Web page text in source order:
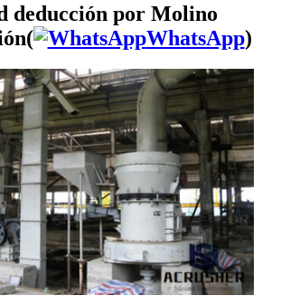
deducción por Molino
WhatsApp)